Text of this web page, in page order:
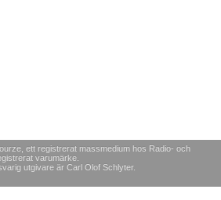
ett registrerat massmedium hos Radio- och
varumärke.
utgivare är Carl Olof Schlyter.